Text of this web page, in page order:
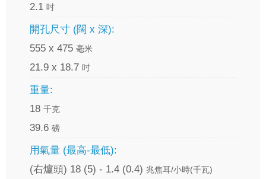
2.1 吋
開孔尺寸 (闊 x 深):
555 x 475 毫米
21.9 x 18.7 吋
重量:
18 千克
39.6 磅
用氣量 (最高-最低):
(右爐頭) 18 (5) - 1.4 (0.4) 兆焦耳/小時(千瓦)